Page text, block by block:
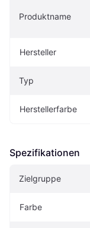
Produktname
Hersteller
Typ
Herstellerfarbe
Spezifikationen
Zielgruppe
Farbe